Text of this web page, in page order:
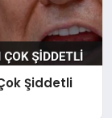
Şiddetli